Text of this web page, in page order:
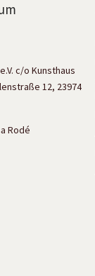
c/o Kunsthaus
12, 23974
Rodé